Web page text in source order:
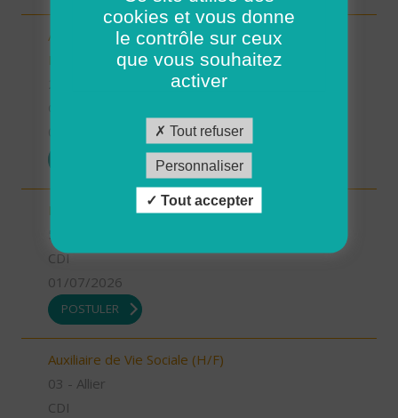
Aide-Soignant(e) à Domicile PLOUGASTEL-
DAOULAS CDD 80% (H/F)
INFIRMIER COORDINATEUR (H/F)
55 - Meuse
CDI
01/07/2026
POSTULER
Auxiliaire de Vie Sociale (H/F)
03 - Allier
CDI
cookies et vous donne
le contrôle sur ceux
que vous souhaitez
activer
Tout refuser
Personnaliser
Tout accepter